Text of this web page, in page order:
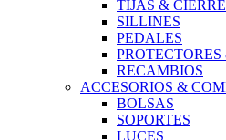
TIJAS &
SILLINES
PEDALES
RECAMBIOS
ACCESORIOS &
BOLSAS
SOPORTES
LUCES